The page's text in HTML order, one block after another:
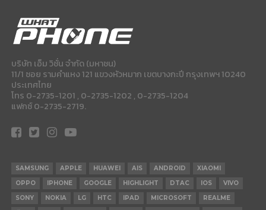
บริษัท เอ็ม วิชั่น จำกัด (มหาชน)
11/1 ซอย รามคำแหง 121 แขวงหัวหมาก เขตบางกะปี กรุงเทพฯ 10240
ประเทศไทย
โทร 0-2735-1201 , 0-2735-1202 , 0-2735-1204
แฟกซ์ 0-2735-2719.
SAMSUNG APPLE HUAWEI AIS ANDROID
XIAOMI
OPPO
IPHONE GOOGLE HIGHLIGHT DTAC IOS
VIVO
SONY
NOKIA LG HTC IPAD MICROSOFT
REALME